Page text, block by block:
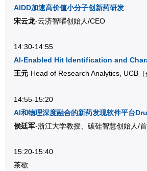
AIDD加速高价值小分子创新药研发
宋云龙-云济智曜创始人/CEO
14:30-14:55
AI-Enabled Hit Identification and
王元-Head of Research Analytics, UCB（
14:55-15:20
AI和物理深度融合的新药发现软件平台
侯廷军-浙江大学教授、碳硅智慧创始人/
15:20-15:40
茶歇